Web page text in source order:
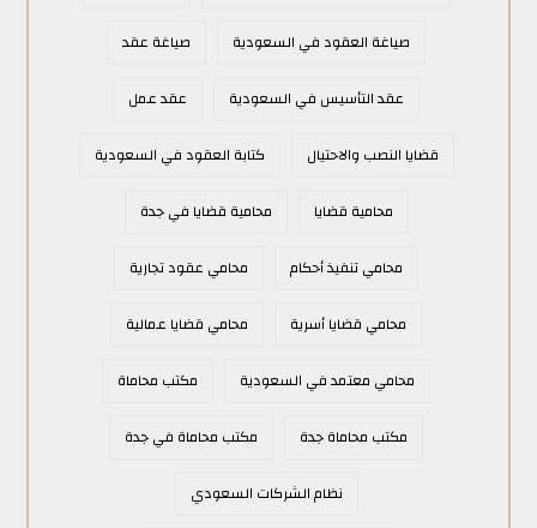
صياغة العقود في السعودية صياغة عقد
عقد التأسيس في السعودية عقد عمل
قضايا النصب والاحتيال كتابة العقود في السعودية
محامية قضايا محامية قضايا في جدة
محامي تنفيذ أحكام محامي عقود تجارية
محامي قضايا أسرية محامي قضايا عمالية
محامي معتمد في السعودية مكتب محاماة
مكتب محاماة جدة مكتب محاماة في جدة
نظام الشركات السعودي